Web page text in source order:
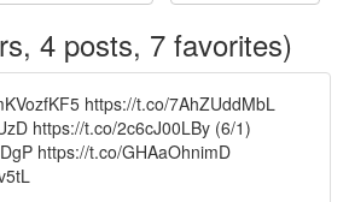
4 posts, 7 favorites)
https://t.co/7AhZUddMbL
https://t.co/2c6cJ00LBy (6/1)
https://t.co/GHAaOhnimD